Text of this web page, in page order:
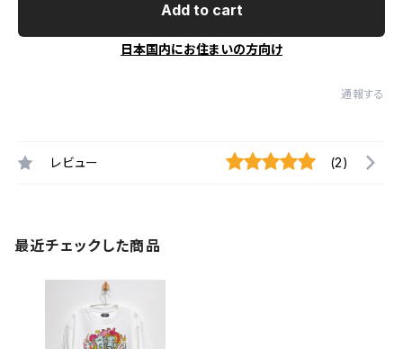
Add to cart
日本国内にお住まいの方向け
通報する
レビュー (2)
最近チェックした商品